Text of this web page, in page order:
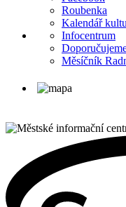
Roubenka
Kalendář
Infocentrum
Měsíčník